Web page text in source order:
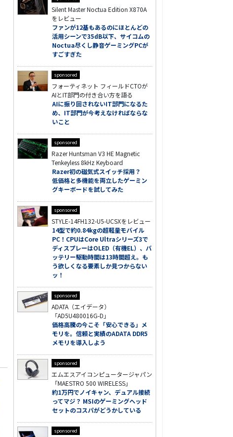
Silent Master Noctua Edition X870A
をレビュー
ファンが12基もあるのにほとんどの
活用シーンで35dB以下、サイコムの
Noctua尽くし静音ゲーミングPCが
すごすぎた
sponsored
フォーティネット フィールドCTOが
AIとIT部門の付き合い方を語る
AIに振り回されないIT部門になるた
め、IT部門が今考えなければならな
いこと
sponsored
Razer Huntsman V3 HE Magnetic
Tenkeyless 8kHz Keyboard
Razer初の磁気式スイッチ採用？
低価格と多機能を両立したゲーミン
グキーボードを試してみた
sponsored
STYLE-14FH132-U5-UCSXをレビュー
14型で約0.84kgの超軽量モバイル
PC！CPUはCore Ultraシリーズ3で
ディスプレーはOLED（有機EL）、バ
ッテリー駆動時間は13時間超え。も
う欲しくなる要素しか見つからない
ッ！
sponsored
ADATA（エイデータ）
「AD5U480016G-D」
価格高騰の今こそ「安心できる」メ
モリを。信頼と実績のADATA DDR5
メモリを導入しよう
sponsored
エムエスアイコンピュータージャパン
「MAESTRO 500 WIRELESS」
約1万円でノイキャン、デュアル接続
ってマジ？ MSIのゲーミングヘッド
セットのコスパがどうかしている
sponsored